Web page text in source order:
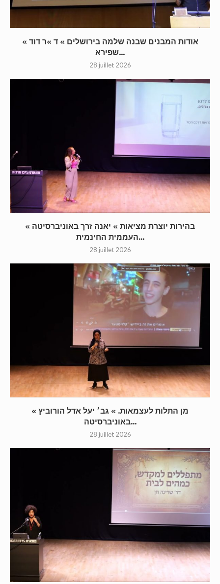
« אודות המבנים שבנה שלמה בירושלים » ד »ר דוד
שפירא...
28 juillet 2026
« בהירות יוצרת מציאות » יאנה זרך באוניברסיטה
העממית החינמית...
28 juillet 2026
« מן התלות לעצמאות. » גב׳ יעל אדל הורוביץ
באוניברסיטה...
28 juillet 2026